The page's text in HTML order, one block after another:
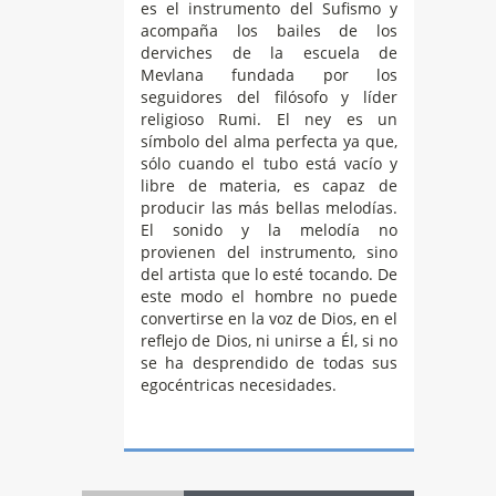
es el instrumento del Sufismo y
acompaña los bailes de los
derviches de la escuela de
Mevlana fundada por los
seguidores del filósofo y líder
religioso Rumi. El ney es un
símbolo del alma perfecta ya que,
sólo cuando el tubo está vacío y
libre de materia, es capaz de
producir las más bellas melodías.
El sonido y la melodía no
provienen del instrumento, sino
del artista que lo esté tocando. De
este modo el hombre no puede
convertirse en la voz de Dios, en el
reflejo de Dios, ni unirse a Él, si no
se ha desprendido de todas sus
egocéntricas necesidades.